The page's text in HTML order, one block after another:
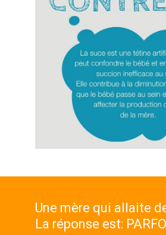
Une mère qui allaite
La réponse est: